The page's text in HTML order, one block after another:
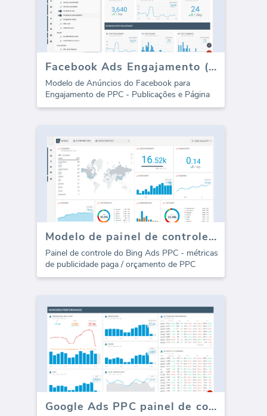
Facebook Ads Engajamento (Relatório)
Modelo de Anúncios do Facebook para
Engajamento de PPC - Publicações e Página
Modelo de painel de controle do Bing Ads PPC - Gasto
Painel de controle do Bing Ads PPC - métricas
de publicidade paga / orçamento de PPC
Google Ads PPC painel de controle (dashboard)